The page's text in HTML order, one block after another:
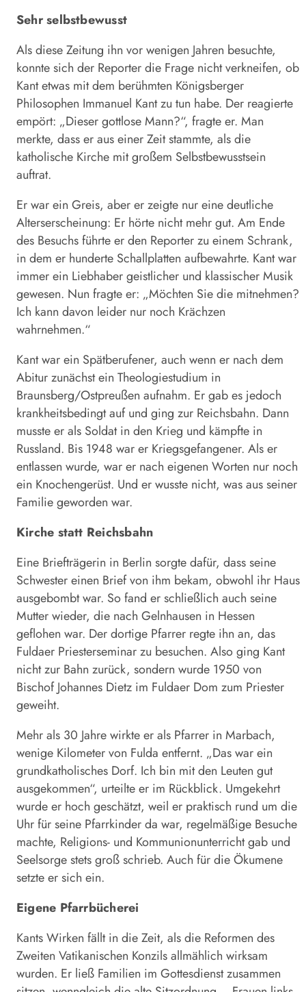
Sehr selbstbewusst
Als diese Zeitung ihn vor wenigen Jahren besuchte,
konnte sich der Reporter die Frage nicht verkneifen, ob
Kant etwas mit dem berühmten Königsberger
Philosophen Immanuel Kant zu tun habe. Der reagierte
empört: „Dieser gottlose Mann?“, fragte er. Man
merkte, dass er aus einer Zeit stammte, als die
katholische Kirche mit großem Selbstbewusstsein
auftrat.
Er war ein Greis, aber er zeigte nur eine deutliche
Alterserscheinung: Er hörte nicht mehr gut. Am Ende
des Besuchs führte er den Reporter zu einem Schrank,
in dem er hunderte Schallplatten aufbewahrte. Kant war
immer ein Liebhaber geistlicher und klassischer Musik
gewesen. Nun fragte er: „Möchten Sie die mitnehmen?
Ich kann davon leider nur noch Krächzen
wahrnehmen.“
Kant war ein Spätberufener, auch wenn er nach dem
Abitur zunächst ein Theologiestudium in
Braunsberg/Ostpreußen aufnahm. Er gab es jedoch
krankheitsbedingt auf und ging zur Reichsbahn. Dann
musste er als Soldat in den Krieg und kämpfte in
Russland. Bis 1948 war er Kriegsgefangener. Als er
entlassen wurde, war er nach eigenen Worten nur noch
ein Knochengerüst. Und er wusste nicht, was aus seiner
Familie geworden war.
Kirche statt Reichsbahn
Eine Briefträgerin in Berlin sorgte dafür, dass seine
Schwester einen Brief von ihm bekam, obwohl ihr Haus
ausgebombt war. So fand er schließlich auch seine
Mutter wieder, die nach Gelnhausen in Hessen
geflohen war. Der dortige Pfarrer regte ihn an, das
Fuldaer Priesterseminar zu besuchen. Also ging Kant
nicht zur Bahn zurück, sondern wurde 1950 von
Bischof Johannes Dietz im Fuldaer Dom zum Priester
geweiht.
Mehr als 30 Jahre wirkte er als Pfarrer in Marbach,
wenige Kilometer von Fulda entfernt. „Das war ein
grundkatholisches Dorf. Ich bin mit den Leuten gut
ausgekommen“, urteilte er im Rückblick. Umgekehrt
wurde er hoch geschätzt, weil er praktisch rund um die
Uhr für seine Pfarrkinder da war, regelmäßige Besuche
machte, Religions- und Kommunionunterricht gab und
Seelsorge stets groß schrieb. Auch für die Ökumene
setzte er sich ein.
Eigene Pfarrbücherei
Kants Wirken fällt in die Zeit, als die Reformen des
Zweiten Vatikanischen Konzils allmählich wirksam
wurden. Er ließ Familien im Gottesdienst zusammen